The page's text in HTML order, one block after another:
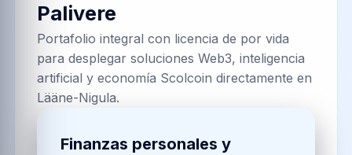
Palivere
Portafolio integral con licencia de por vida
para desplegar soluciones Web3, inteligencia
artificial y economía Scolcoin directamente en
Lääne-Nigula.
Finanzas personales y